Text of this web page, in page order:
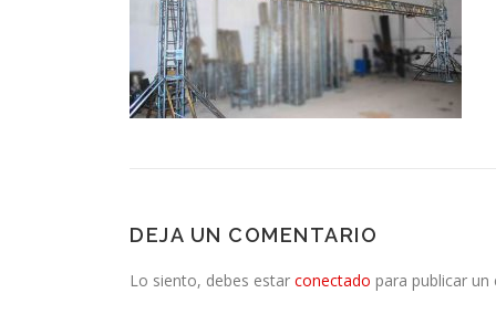
DEJA UN COMENTARIO
Lo siento, debes estar conectado para publicar un